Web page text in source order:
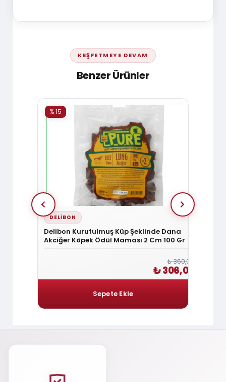
KEŞFETMEYE DEVAM
Benzer Ürünler
DELIBON
Delibon Kurutulmuş Küp Şeklinde Dana
Akciğer Köpek Ödül Maması 2 Cm 100 Gr
% 15
₺ 360,00
₺ 306,00